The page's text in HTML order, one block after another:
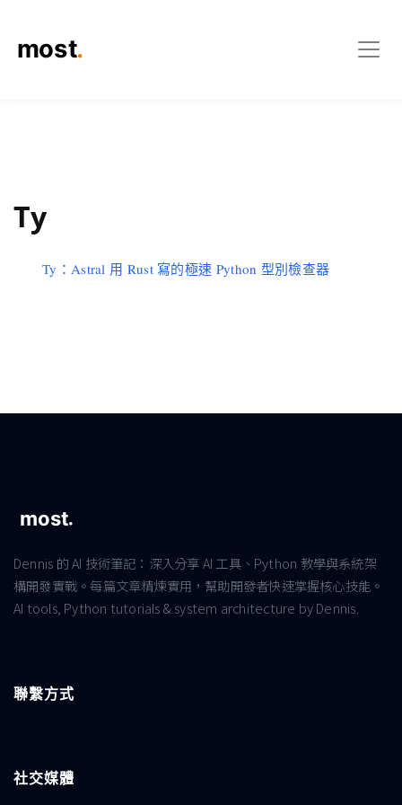
Ty
Ty：Astral 用 Rust 寫的極速 Python 型別檢查器
Dennis 的 AI 技術筆記：深入分享 AI 工具、Python 教學與系統架
構開發實戰。每篇文章精煉實用，幫助開發者快速掌握核心技能。
AI tools, Python tutorials & system architecture by Dennis.
聯繫方式
社交媒體